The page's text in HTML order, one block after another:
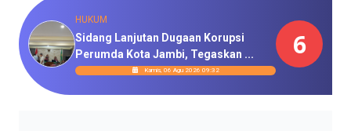
HUKUM
Sidang Lanjutan Dugaan Korupsi
Perumda Kota Jambi, Tegaskan ...
Kamis, 06 Agu 2026 09:32
6